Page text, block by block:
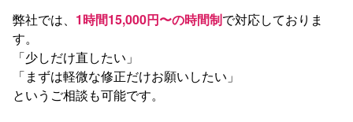
弊社では、 1時間15,000円〜の時間制で対応しておりま
す。
「少しだけ直したい」
「まずは軽微な修正だけお願いしたい」
というご相談も可能です。